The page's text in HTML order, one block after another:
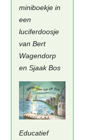
miniboekje in
een
luciferdoosje
van Bert
Wagendorp
en Sjaak Bos
Educatief